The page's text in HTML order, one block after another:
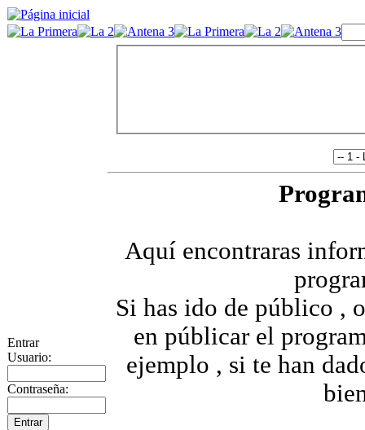
Entrar
Usuario:
Contraseña:
Aquí encontraras
Si has ido de público ,
en públicar el
ejemplo , si te han